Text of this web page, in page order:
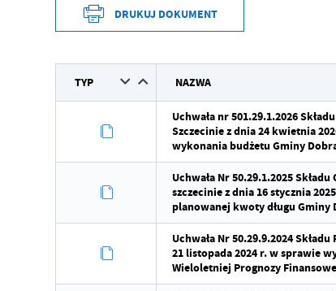
DRUKUJ DOKUMENT
TYP NAZWA
Uchwała nr 501.29.1.2026
Szczecinie z dnia 24 kwietnia
wykonania budżetu Gminy
Uchwała Nr 50.29.1.2025
szczecinie z dnia 16 stycznia
planowanej kwoty długu Gminy
Uchwała Nr 50.29.9.2024
21 listopada 2024 r. w sprawie
Wieloletniej Prognozy